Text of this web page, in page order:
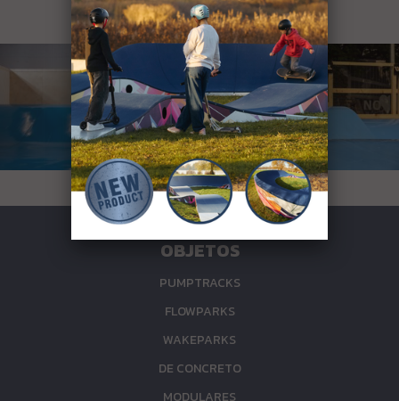
VER NUESTRO WAVEPARKS:
OBJETOS
PUMPTRACKS
FLOWPARKS
WAKEPARKS
DE CONCRETO
MODULARES